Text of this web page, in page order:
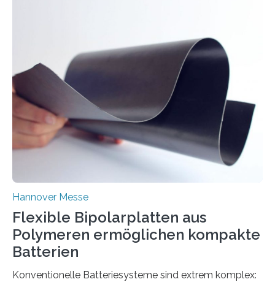
Hannover Messe
Flexible Bipolarplatten aus
Polymeren ermöglichen kompakte
Batterien
Konventionelle Batteriesysteme sind extrem komplex: